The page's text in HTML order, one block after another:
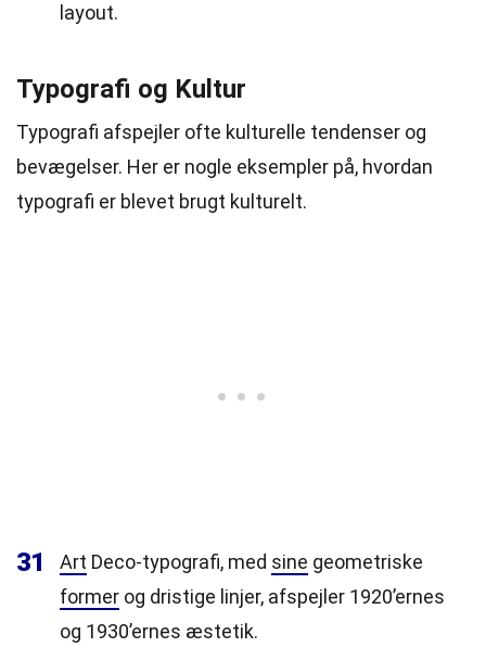
layout.
Typografi og Kultur
Typografi afspejler ofte kulturelle tendenser og
bevægelser. Her er nogle eksempler på, hvordan
typografi er blevet brugt kulturelt.
31 Art Deco-typografi, med sine geometriske
former og dristige linjer, afspejler 1920’ernes
og 1930’ernes æstetik.